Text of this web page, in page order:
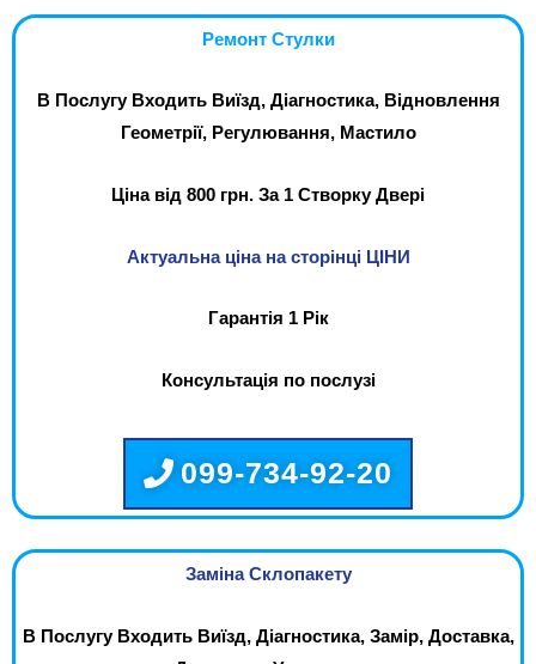
Ремонт Стулки
В Послугу Входить Виїзд, Діагностика, Відновлення
Геометрії, Регулювання, Мастило
Ціна від 800 грн. За 1 Створку Двері
Актуальна ціна на сторінці ЦІНИ
Гарантія 1 Рік
Консультація по послузі
099-734-92-20
Заміна Склопакету
В Послугу Входить Виїзд, Діагностика, Замір, Доставка,